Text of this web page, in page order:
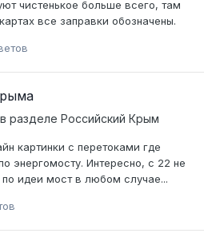
чистенькое больше всего, там
все заправки обозначены.
разделе Российский Крым
картинки с перетоками где
энергомосту. Интересно, с 22 не
идеи мост в любом случае...